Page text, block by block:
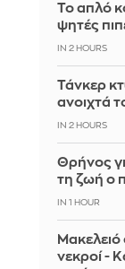
Το απλό
ψητές
IN 2 HOURS
Τάνκερ
ανοιχτά
IN 2 HOURS
Θρήνος
τη ζωή ο
IN 1 HOUR
Μακελειό
νεκροί -